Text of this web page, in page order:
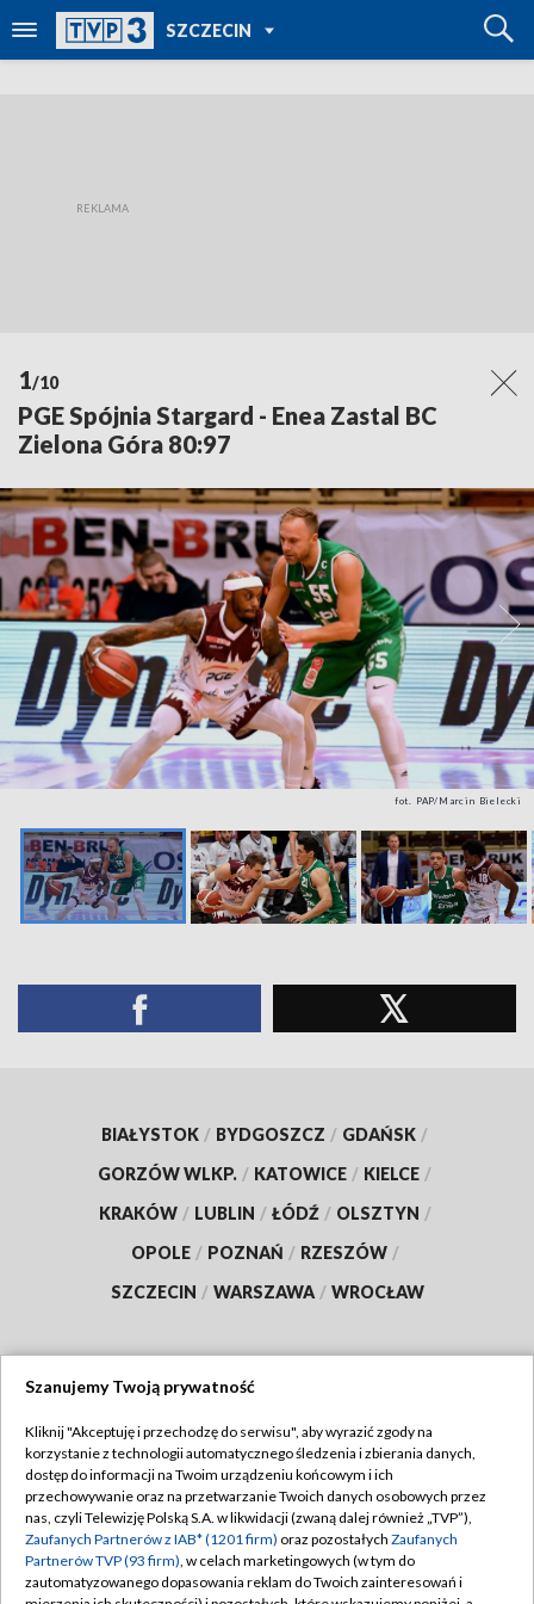
SZCZECIN
TVP REGIONY
1/10
PGE Spójnia Stargard - Enea Zastal BC
Zielona Góra 80:97
fot. PAP/Marcin Bielecki
BIAŁYSTOK / BYDGOSZCZ / GDAŃSK /
GORZÓW WLKP. / KATOWICE / KIELCE /
KRAKÓW / LUBLIN / ŁÓDŹ / OLSZTYN /
OPOLE / POZNAŃ / RZESZÓW /
SZCZECIN / WARSZAWA / WROCŁAW
TVP
Abonament TVP
Emisja w TVP
Centrum informacji TVP
Regulamin TVP
Polityka prywatności
Moje zgody
Szanujemy Twoją prywatność
Kliknij "Akceptuję i przechodzę do serwisu", aby wyrazić zgody na
korzystanie z technologii automatycznego śledzenia i zbierania danych,
dostęp do informacji na Twoim urządzeniu końcowym i ich
przechowywanie oraz na przetwarzanie Twoich danych osobowych przez
nas, czyli Telewizję Polską S.A. w likwidacji (zwaną dalej również „TVP”),
Zaufanych Partnerów z IAB* (1201 firm) oraz pozostałych Zaufanych
Partnerów TVP (93 firm), w celach marketingowych (w tym do
zautomatyzowanego dopasowania reklam do Twoich zainteresowań i